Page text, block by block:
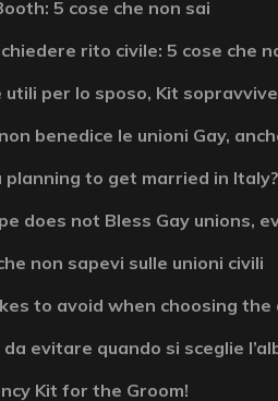
5 cose che non sai
rito civile: 5 cose che
utili per lo sposo, Kit
benedice le unioni Gay,
planning to get married in
does not Bless Gay unions,
non sapevi sulle unioni civili
to avoid when choosing the
evitare quando si sceglie
Kit for the Groom!